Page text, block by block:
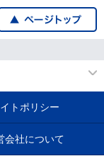
トポリシー
会社について